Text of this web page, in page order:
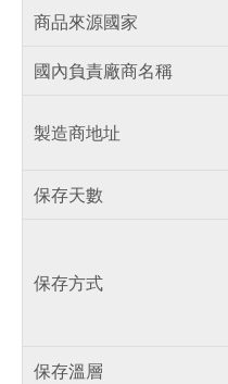
商品來源國家
國內負責廠商名稱
製造商地址
保存天數
保存方式
保存溫層